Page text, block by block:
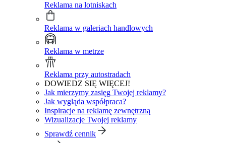
Reklama na lotniskach
Reklama w galeriach handlowych
Reklama w metrze
Reklama przy autostradach
DOWIEDZ SIĘ WIĘCEJ!
Jak mierzymy zasięg Twojej reklamy?
Jak wygląda współpraca?
Inspiracje na reklamę zewnętrzną
Wizualizacje Twojej reklamy
Sprawdź cennik